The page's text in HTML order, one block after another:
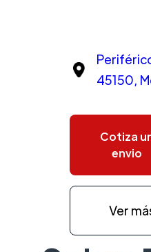
45150,
Cotiza
envio
Ver